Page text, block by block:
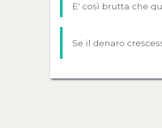
E' così brutta che
Se il denaro